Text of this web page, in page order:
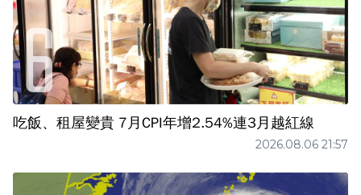
吃飯、租屋變貴 7月CPI年增2.54%連3月越紅線
2026.08.06 21:57